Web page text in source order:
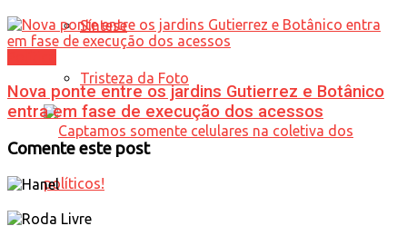
Síntese
Tristeza da Foto
Nova ponte entre os jardins Gutierrez e Botânico
entra em fase de execução dos acessos
Comente este post